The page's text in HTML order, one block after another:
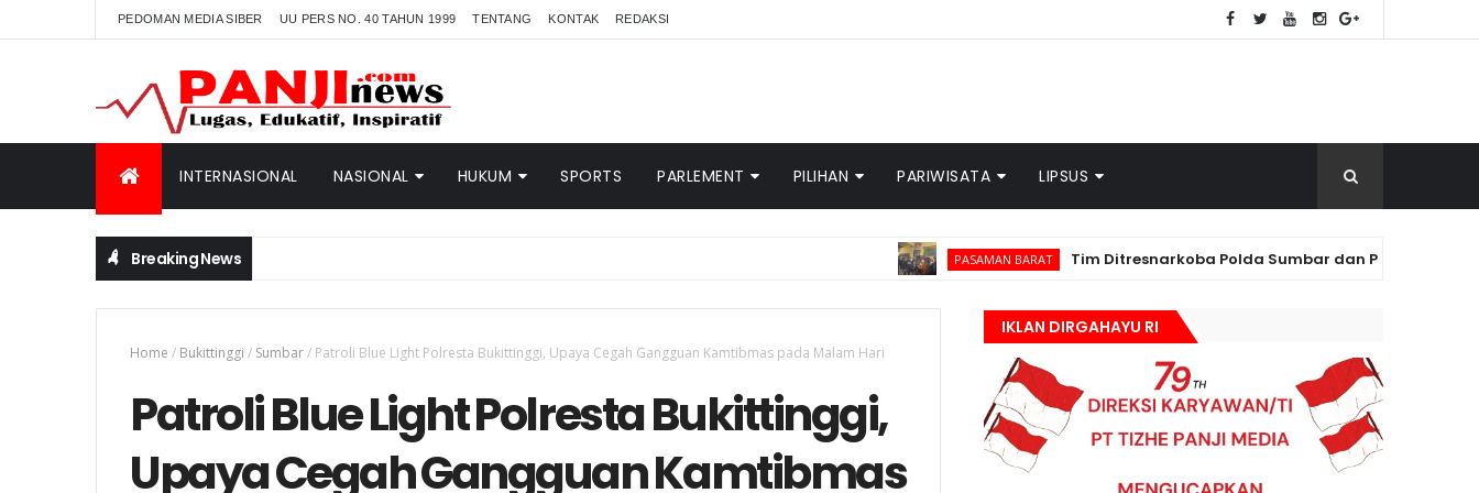
PEDOMAN MEDIA SIBER UU PERS NO. 40 TAHUN 1999 TENTANG KONTAK REDAKSI
INTERNASIONAL NASIONAL HUKUM SPORTS PARLEMENT PILIHAN PARIWISATA LIPSUS
Breaking News PASAMAN BARAT Tim Ditresnarkoba Polda Sumbar dan Polres Pasbar Gagalkan
Home / Bukittinggi / Sumbar/ Patroli Blue Light Polresta Bukittinggi, Upaya Cegah Gangguan Kamtibmas pada Malam Hari
Patroli Blue Light Polresta Bukittinggi,
Upaya Cegah Gangguan Kamtibmas
IKLAN DIRGAHAYU RI